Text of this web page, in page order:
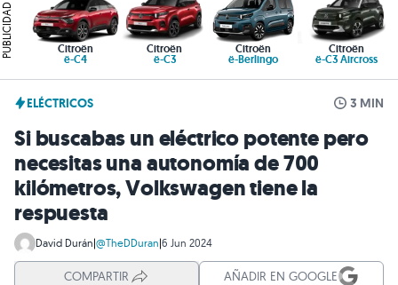
PUBLICIDAD Citroën
ë-C4
Citroën
ë-C3
Citroën
ë-Berlingo
Citroën
ë-C3 Aircross
ELÉCTRICOS 3 MIN
Si buscabas un eléctrico potente pero
necesitas una autonomía de 700
kilómetros, Volkswagen tiene la
respuesta
David Durán|@TheDDuran|6 Jun 2024
COMPARTIR AÑADIR EN GOOGLE